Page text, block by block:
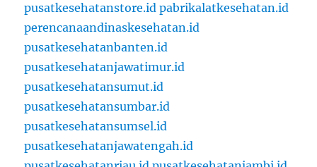
pusatkesehatanstore.id pabrikalatkesehatan.id
perencanaandinaskesehatan.id
pusatkesehatanbanten.id
pusatkesehatanjawatimur.id
pusatkesehatansumut.id
pusatkesehatansumbar.id
pusatkesehatansumsel.id
pusatkesehatanjawatengah.id